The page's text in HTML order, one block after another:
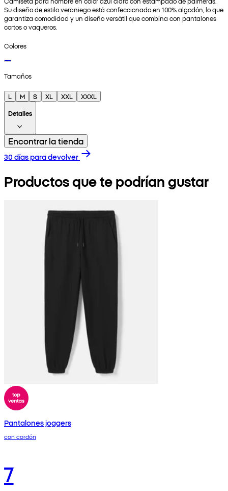
Su diseño de estilo veraniego está confeccionado en 100% algodón, lo que
garantiza comodidad y un diseño versátil que combina con pantalones
cortos o vaqueros.
Colores
Tamaños
L M S XL XXL
XXXL
Detalles
Encontrar la tienda
30 días para devolver
Productos que te podrían gustar
Pantalones joggers
con cordón
7